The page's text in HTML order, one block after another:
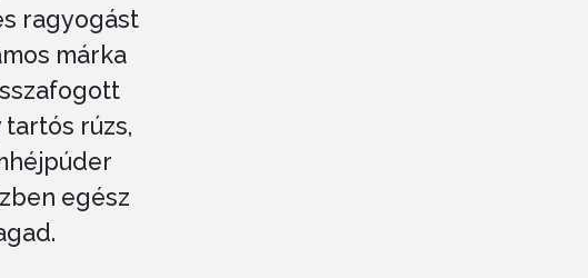
ragyogást
márka
rúzs,
egész